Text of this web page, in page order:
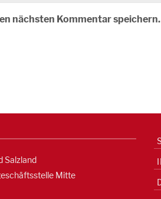
nächsten Kommentar speichern.
Salzland
Mitte